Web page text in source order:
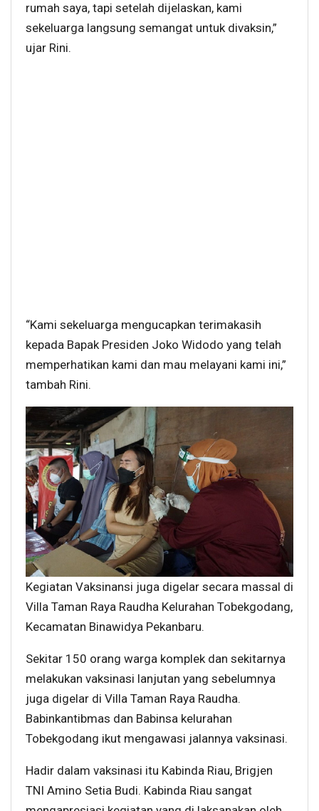
rumah saya, tapi setelah dijelaskan, kami
sekeluarga langsung semangat untuk divaksin,”
ujar Rini.
“Kami sekeluarga mengucapkan terimakasih
kepada Bapak Presiden Joko Widodo yang telah
memperhatikan kami dan mau melayani kami ini,”
tambah Rini.
Kegiatan Vaksinansi juga digelar secara massal di
Villa Taman Raya Raudha Kelurahan Tobekgodang,
Kecamatan Binawidya Pekanbaru.
Sekitar 150 orang warga komplek dan sekitarnya
melakukan vaksinasi lanjutan yang sebelumnya
juga digelar di Villa Taman Raya Raudha.
Babinkantibmas dan Babinsa kelurahan
Tobekgodang ikut mengawasi jalannya vaksinasi.
Hadir dalam vaksinasi itu Kabinda Riau, Brigjen
TNI Amino Setia Budi. Kabinda Riau sangat